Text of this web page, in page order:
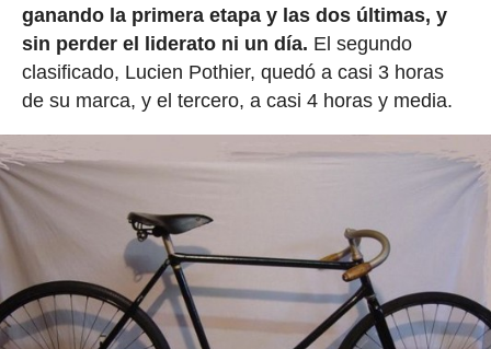
ganando la primera etapa y las dos últimas, y
sin perder el liderato ni un día. El segundo
clasificado, Lucien Pothier, quedó a casi 3 horas
de su marca, y el tercero, a casi 4 horas y media.